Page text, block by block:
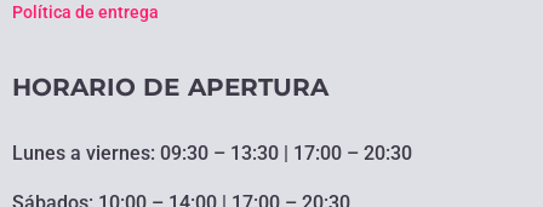
Política de entrega
HORARIO DE APERTURA
Lunes a viernes: 09:30 – 13:30 | 17:00 – 20:30
Sábados: 10:00 – 14:00 | 17:00 – 20:30